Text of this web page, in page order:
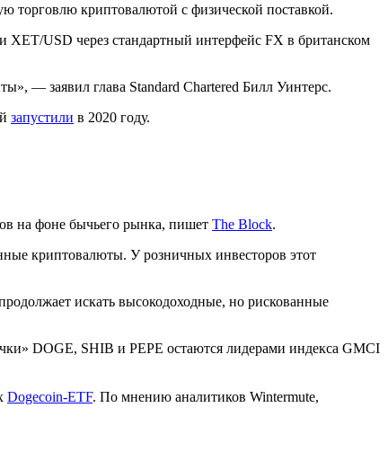
торговлю криптовалютой с физической поставкой.
USD через стандартный интерфейс FX в британском
— заявил глава Standard Chartered Билл Уинтерс.
запустили в 2020 году.
на фоне бычьего рынка, пишет The Block.
криптовалюты. У розничных инвесторов этот
искать высокодоходные, но рискованные
DOGE, SHIB и PEPE остаются лидерами индекса GMCI
Dogecoin-ETF. По мнению аналитиков Wintermute,